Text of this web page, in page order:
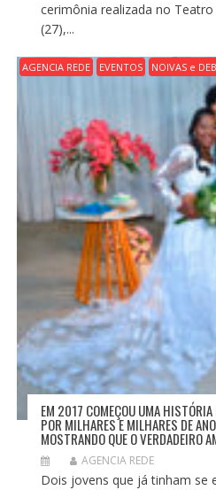
cerimônia realizada no
(27),...
AGENCIA REDE EVENTOS NOIVAS e
EM 2017 COMEÇOU UMA HISTÓRIA
POR MILHARES E MILHARES DE
MOSTRANDO QUE O VERDADEIRO
AGENCIA REDE
Dois jovens que já tinham se